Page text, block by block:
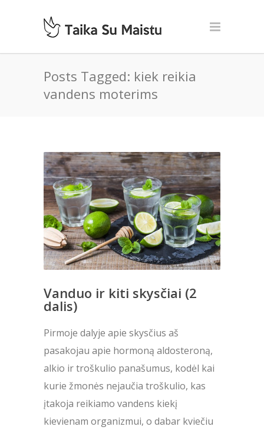
Posts Tagged: kiek reikia
vandens moterims
Vanduo ir kiti skysčiai (2
dalis)
Pirmoje dalyje apie skysčius aš
pasakojau apie hormoną aldosteroną,
alkio ir troškulio panašumus, kodėl kai
kurie žmonės nejaučia troškulio, kas
įtakoja reikiamo vandens kiekį
kievienam organizmui, o dabar kviečiu